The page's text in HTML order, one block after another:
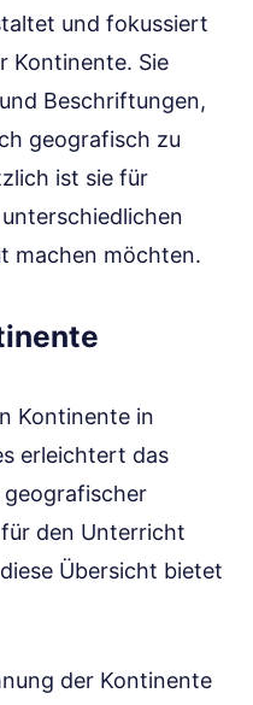
und fokussiert
Kontinente. Sie
Beschriftungen,
geografisch zu
ist sie für
machen möchten.
Kontinente in
erleichtert das
geografischer
den Unterricht
Übersicht bietet
der Kontinente